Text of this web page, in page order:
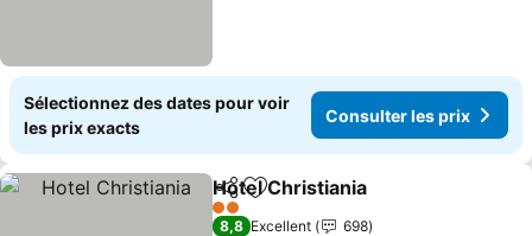
Sélectionnez des dates pour voir
les prix exacts
Consulter les prix
PartagerAjouter à mes favoris
Hotel Christiania
2 Étoiles
8,8 Excellent
698